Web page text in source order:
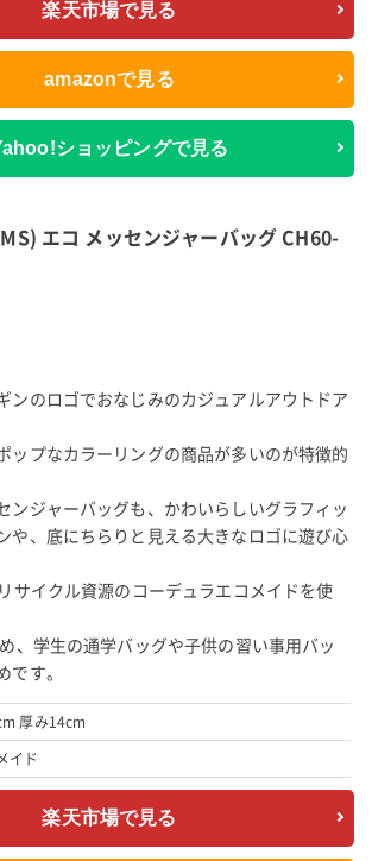
リカ生まれのワークカジュアルブランドで
なメッセンジャーバッグ。
いいサイズで、デザインもいたってベーシッ
まなシーンでや服装に合わせやすく、世代や
とができます。
軽量ながら丈夫。
スに優れたアイテムです。
楽天市場で見る
ショッピングで見る
エコ メッセンジャーバッグ CH60-